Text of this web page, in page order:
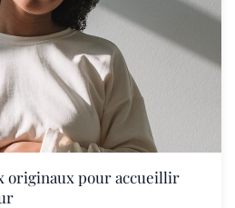
originaux pour accueillir